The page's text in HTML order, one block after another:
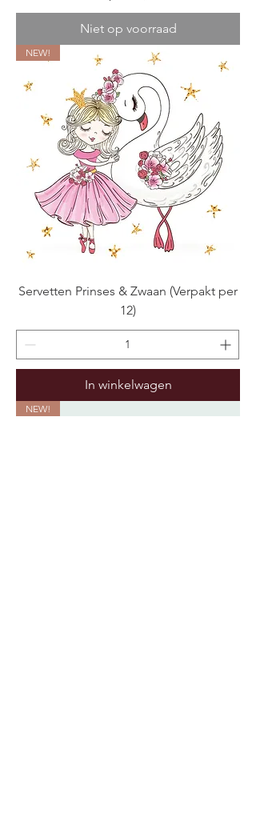
Niet op voorraad
NEW!
Servetten Prinses & Zwaan (Verpakt per
12)
In winkelwagen
NEW!